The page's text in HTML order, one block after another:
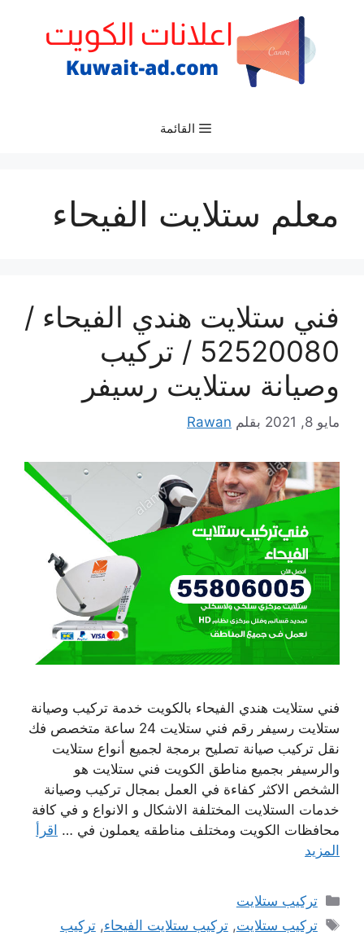
القائمة
معلم ستلايت الفيحاء
فني ستلايت هندي الفيحاء /
52520080 / تركيب
وصيانة ستلايت رسيفر
مايو 8, 2021 بقلم Rawan
فني ستلايت هندي الفيحاء بالكويت خدمة تركيب وصيانة
ستلايت رسيفر رقم فني ستلايت 24 ساعة متخصص فك
نقل تركيب صيانة تصليح برمجة لجميع أنواع ستلايت
والرسيفر بجميع مناطق الكويت فني ستلايت هو
الشخص الاكثر كفاءة في العمل بمجال تركيب وصيانة
خدمات الستلايت المختلفة الاشكال و الانواع و في كافة
محافظات الكويت ومختلف مناطقه يعملون في … اقرأ
المزيد
التصنيفات
تركيب ستلايت
الوسوم
تركيب ستلايت,تركيب ستلايت الفيحاء,تركيب